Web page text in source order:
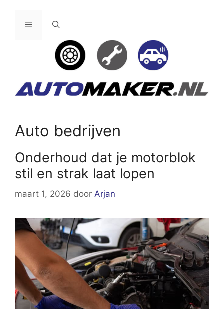
Menu
Auto bedrijven
Onderhoud dat je motorblok
stil en strak laat lopen
maart 1, 2026 door Arjan